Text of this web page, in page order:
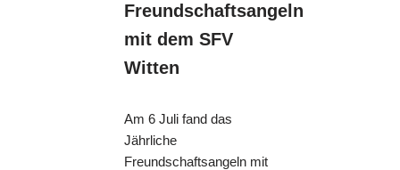
Freundschaftsangeln
mit dem SFV
Witten
Am 6 Juli fand das
Jährliche
Freundschaftsangeln mit